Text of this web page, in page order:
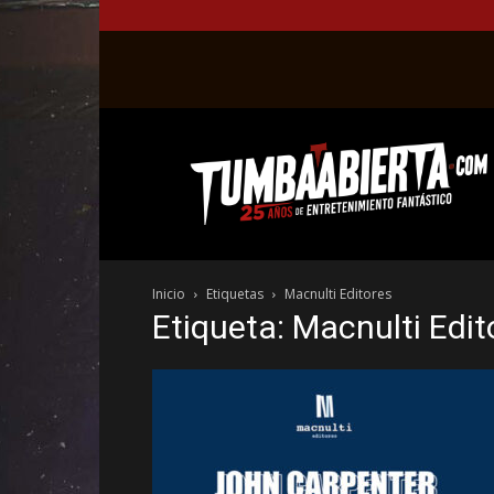
web
del
entretenimiento
el
género
fantástico.
Inicio Etiquetas Macnulti Editores
Etiqueta: Macnulti